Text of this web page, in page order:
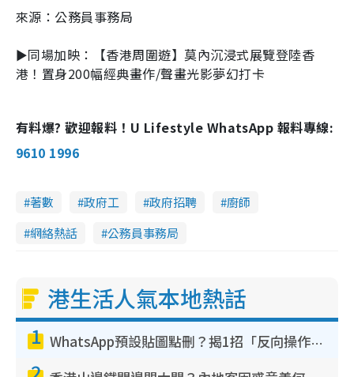
來源：公務員事務局
►同場加映：【香港周圍遊】莫內沉浸式展覽登陸香
港！置身200幅經典畫作/聲畫光影夢幻打卡
有料爆? 歡迎報料！U Lifestyle WhatsApp 報料專線:
9610 1996
著數 政府工 政府招聘
廚師
網絡熱話
公務員事務局
港生活人氣本地熱話
1 WhatsApp預設貼圖點刪？揭1招「反向操作」還原簡潔介面 附3步實測教學